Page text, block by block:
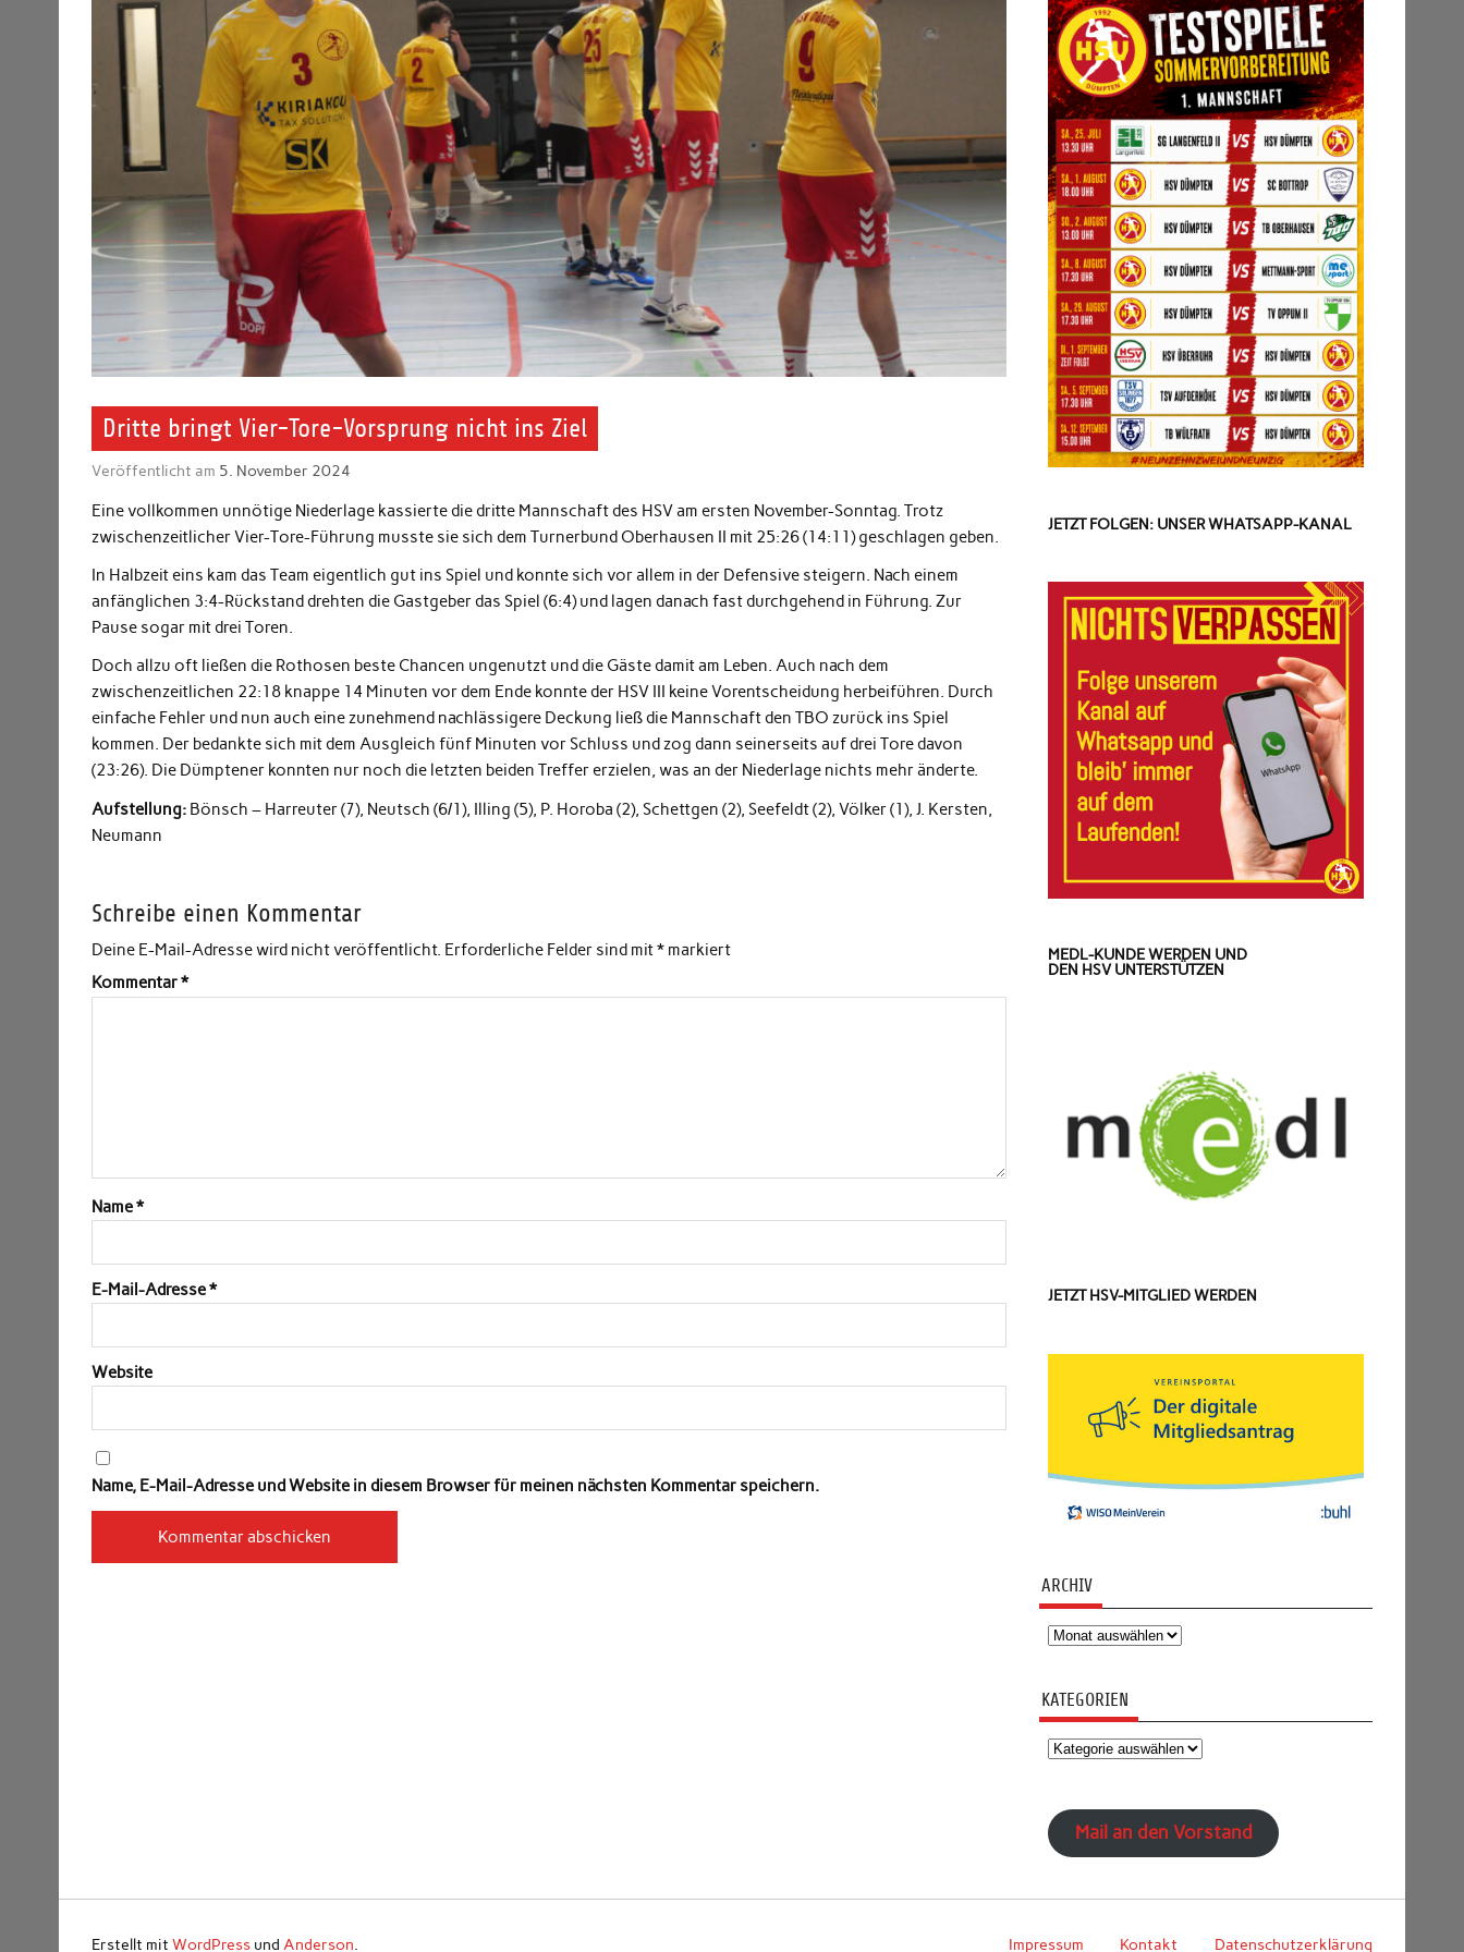
Dritte bringt Vier-Tore-Vorsprung nicht ins Ziel
Veröffentlicht am 5. November 2024
Eine vollkommen unnötige Niederlage kassierte die dritte Mannschaft des HSV am ersten November-Sonntag. Trotz
zwischenzeitlicher Vier-Tore-Führung musste sie sich dem Turnerbund Oberhausen II mit 25:26 (14:11) geschlagen geben.
In Halbzeit eins kam das Team eigentlich gut ins Spiel und konnte sich vor allem in der Defensive steigern. Nach einem
anfänglichen 3:4-Rückstand drehten die Gastgeber das Spiel (6:4) und lagen danach fast durchgehend in Führung. Zur
Pause sogar mit drei Toren.
Doch allzu oft ließen die Rothosen beste Chancen ungenutzt und die Gäste damit am Leben. Auch nach dem
zwischenzeitlichen 22:18 knappe 14 Minuten vor dem Ende konnte der HSV III keine Vorentscheidung herbeiführen. Durch
einfache Fehler und nun auch eine zunehmend nachlässigere Deckung ließ die Mannschaft den TBO zurück ins Spiel
kommen. Der bedankte sich mit dem Ausgleich fünf Minuten vor Schluss und zog dann seinerseits auf drei Tore davon
(23:26). Die Dümptener konnten nur noch die letzten beiden Treffer erzielen, was an der Niederlage nichts mehr änderte.
Aufstellung: Bönsch – Harreuter (7), Neutsch (6/1), Illing (5), P. Horoba (2), Schettgen (2), Seefeldt (2), Völker (1), J. Kersten,
Neumann
Schreibe einen Kommentar
Deine E-Mail-Adresse wird nicht veröffentlicht. Erforderliche Felder sind mit* markiert
Kommentar*
Name*
E-Mail-Adresse*
Website
Name, E-Mail-Adresse und Website in diesem Browser für meinen nächsten Kommentar speichern.
JETZT FOLGEN: UNSER WHATSAPP-KANAL
MEDL-KUNDE WERDEN UND
DEN HSV UNTERSTÜTZEN
JETZT HSV-MITGLIED WERDEN
ARCHIV
Archiv
KATEGORIEN
Kategorien
Mail an den Vorstand
Impressum Kontakt Datenschutzerklärung
Erstellt mitWordPress und Anderson